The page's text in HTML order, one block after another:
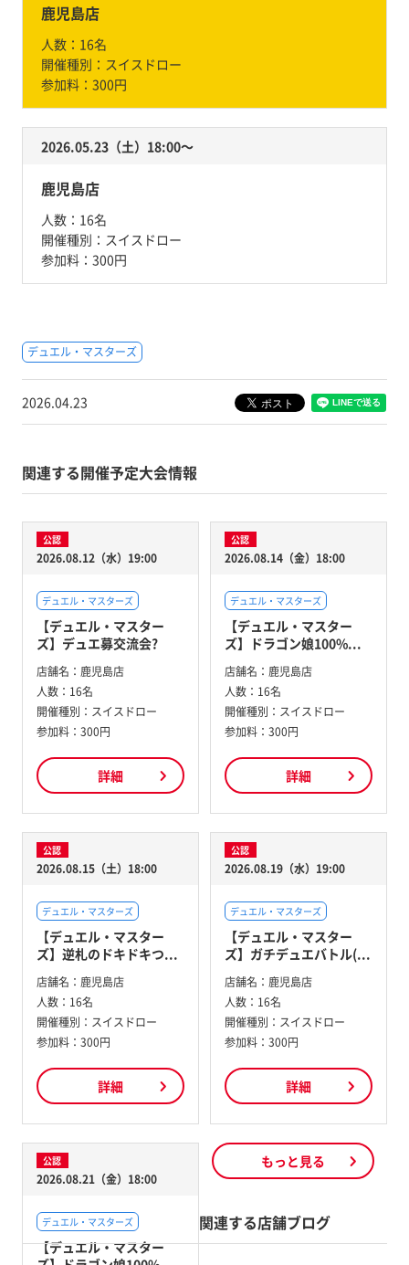
鹿児島店
人数： 16名
開催種別： スイスドロー
参加料： 300円
2026.05.23（土）18:00〜
鹿児島店
人数： 16名
開催種別： スイスドロー
参加料： 300円
デュエル・マスターズ
2026.04.23
関連する開催予定大会情報
公認
2026.08.12（水）19:00
デュエル・マスターズ
【デュエル・マスター
ズ】デュエ募交流会?
店舗名： 鹿児島店
人数： 16名
開催種別： スイスドロー
参加料： 300円
詳細
公認
2026.08.14（金）18:00
デュエル・マスターズ
【デュエル・マスター
ズ】ドラゴン娘100%...
店舗名： 鹿児島店
人数： 16名
開催種別： スイスドロー
参加料： 300円
詳細
公認
2026.08.15（土）18:00
デュエル・マスターズ
【デュエル・マスター
ズ】逆札のドキドキつ...
店舗名： 鹿児島店
人数： 16名
開催種別： スイスドロー
参加料： 300円
詳細
公認
2026.08.19（水）19:00
デュエル・マスターズ
【デュエル・マスター
ズ】ガチデュエバトル(...
店舗名： 鹿児島店
人数： 16名
開催種別： スイスドロー
参加料： 300円
詳細
公認
2026.08.21（金）18:00
デュエル・マスターズ
【デュエル・マスター
もっと見る
関連する店舗ブログ